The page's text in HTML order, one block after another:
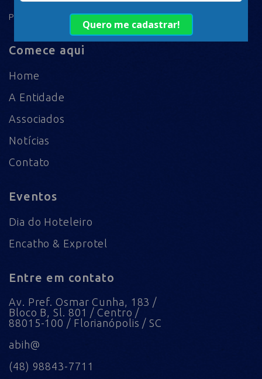
POLÍTICA DE PRIVACIDADE
Comece aqui
Home
A Entidade
Associados
Notícias
Contato
Eventos
Dia do Hoteleiro
Encatho & Exprotel
Entre em contato
Av. Pref. Osmar Cunha, 183 /
Bloco B, Sl. 801 / Centro /
88015-100 / Florianópolis / SC
abih@
(48) 98843-7711